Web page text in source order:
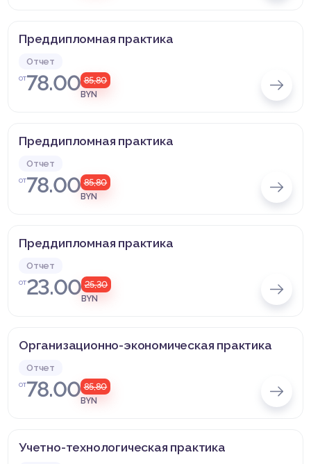
Преддипломная практика
Отчет
от78.00 85,80
BYN
Преддипломная практика
Отчет
от78.00 85,80
BYN
Преддипломная практика
Отчет
от23.00 25,30
BYN
Организационно-экономическая практика
Отчет
от78.00 85,80
BYN
Учетно-технологическая практика